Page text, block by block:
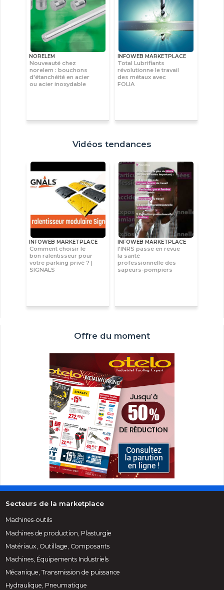
NORELEM
Nouveauté chez
norelem : bouchons
d'étanchéité en acier
ou acier inoxydable
INFOWEB MARKETPLACE
Total Lubrifiants
révolutionne le travail
des métaux avec
FOLIA
Vidéos tendances
INFOWEB MARKETPLACE
Comment choisir le
bon ralentisseur pour
votre parking privé ? |
SIGNALS
INFOWEB MARKETPLACE
l’INRS passe en revue
la santé
professionnelle des
sapeurs-pompiers
Offre du moment
Secteurs de la marketplace
Machines-outils
Machines de production, Plasturgie
Matériaux, Outillage, Composants
Machines, Équipements Industriels
Mécanique, Transmission de puissance
Hydraulique, Pneumatique